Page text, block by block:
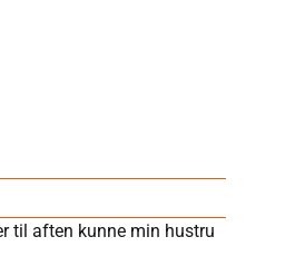
til aften kunne min hustru